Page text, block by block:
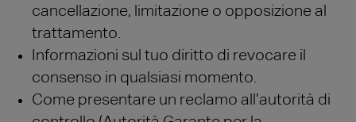
cancellazione, limitazione o opposizione al
trattamento.
Informazioni sul tuo diritto di revocare il
consenso in qualsiasi momento.
Come presentare un reclamo all’autorità di